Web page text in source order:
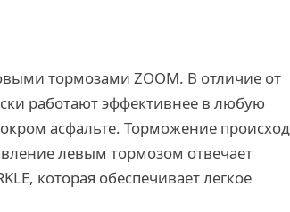
тормозами ZOOM. В отличие от
работают эффективнее в любую
асфальте. Торможение
левым тормозом отвечает
которая обеспечивает легкое